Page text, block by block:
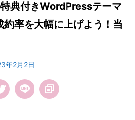
特典付きWordPressテーマ
約率を大幅に上げよう！当
年2月2日